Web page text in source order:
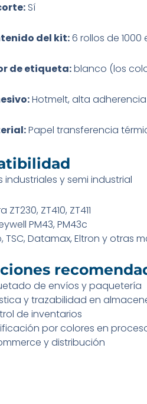
Sí
del kit:6 rollos de
de etiqueta:blanco (los
Hotmelt, alta
Papel transferencia
industriales y semi industrial
ZT230, ZT410, ZT411
PM43, PM43c
TSC, Datamax, Eltron y otras
de envíos y paquetería
y trazabilidad en
de inventarios
por colores en
y distribución